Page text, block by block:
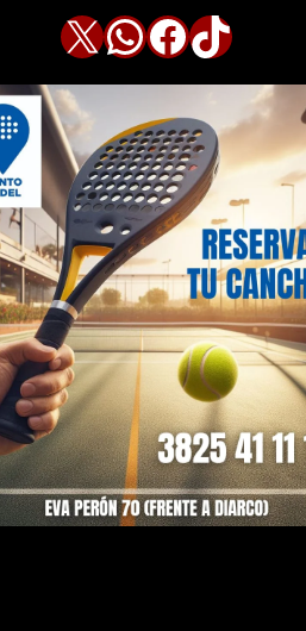
X WhatsApp Facebook TikTok